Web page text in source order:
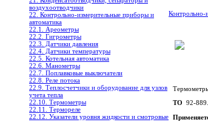
воздухоотводчики
22. Контрольно-измерительные приборы и
автоматика
22.1. Ареометры
22.2. Гигрометры
22.3. Датчики давления
22.4. Датчики температуры
22.5. Котельная автоматика
22.6. Манометры
22.7. Поплавковые выключатели
22.8. Реле потока
22.9. Теплосчетчики и оборудование для узлов
учета тепла
22.10. Термометры
22.11. Термореле
22.12. Указатели уровня жидкости и смотровые
Контрольно-
ТО 92-